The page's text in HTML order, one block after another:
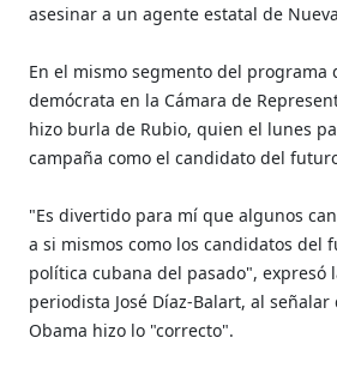
asesinar a un agente estatal de
En el mismo segmento del programa
demócrata en la Cámara de
hizo burla de Rubio, quien el lunes
campaña como el candidato del
"Es divertido para mí que algunos
a si mismos como los candidatos del
política cubana del pasado", expresó
periodista José Díaz-Balart, al
Obama hizo lo "correcto".